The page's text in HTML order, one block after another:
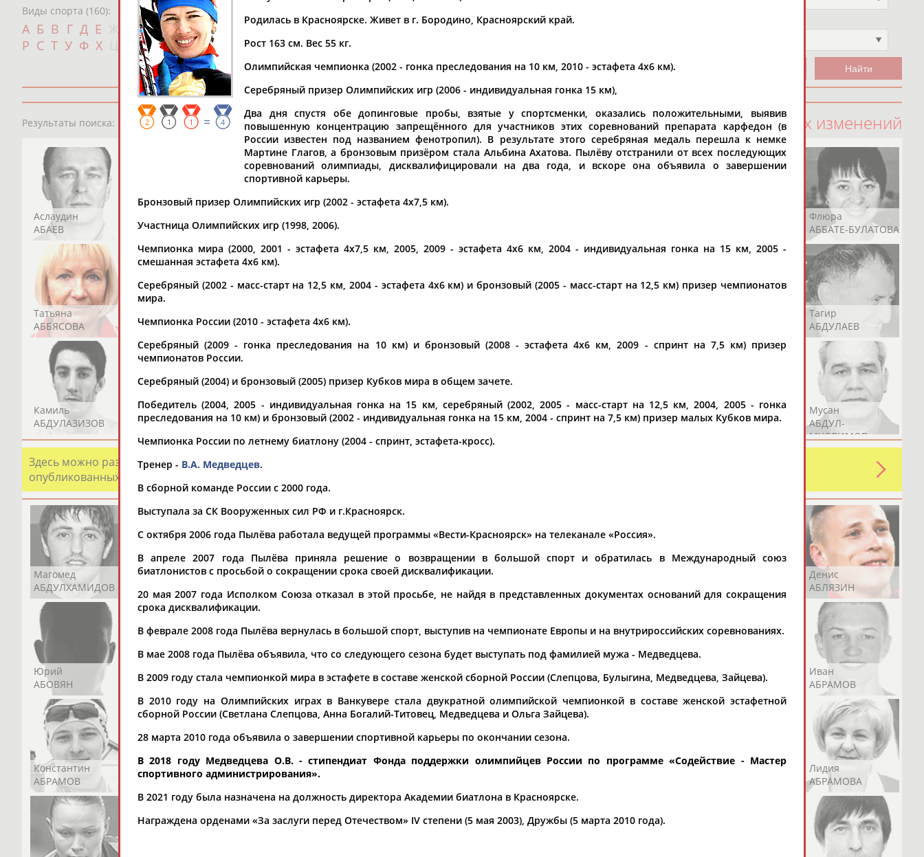
Виды спорта (160):
А Б В Г Д Е И К Л М Н
П
Р С Т У Ф Х Ш Щ Э Ю Я
Дата рождения
с
чч мм
Результаты поиска: 13181персон 100 последних изменений
Аслаудин
АБАЕВ
АБАИМОВА
АБАКУМОВА
АБАЛАКИНА
Флюра
АББАТЕ-БУЛАТОВА
Татьяна
АББЯСОВА
АБДИКАРИМОВА
АБДРАХМАНОВ
АБДРАХМАНОВ
Тагир
АБДУЛАЕВ
Камиль
АБДУЛАЗИЗОВ
Загалав
АБДУЛБЕКОВ
Камалудин
АБДУЛДАУДОВ
Абдула
АБДУЛЖАЛИЛОВ
Магомед
АБДУЛКАГИРОВ
Назир
АБДУЛЛАЕВ
Аслан
АБДУЛЛИН
Эмиль
АБДУЛЛИН
Мусан
АБДУЛ-
МУСЛИМОВ
Здесь можно разместить информацию о хорошо известном спортсмене, тренере, специалисте или исправить какую-либо ошибку в уже
опубликованных записях. Страна должна знать своих героев! Герои спорта - это одни из главных патриотов своей страны!
Магомед
АБДУЛХАМИДОВ
Шамиль
Адлан
Рустам
Магомед
Денис
АБЛЯЗИН
Юрий
АБОВЯН
АБОЗОВИК
АБОИМОВ
Элизабет
АБРААМЯН
Захария
АБРАМАШВИЛИ
АБРАМОВ
АБРАМОВ
Валерий
АБРАМОВ
Иван
АБРАМОВ
Константин
АБРАМОВ
Константин
АБРАМОВ
Николай
АБРАМОВ
Павел
Дарья
Екатерина
Екатерина
Ирина
Лидия
АБРАМОВА
2 1 1 = 4
Родилась в Красноярске. Живет в г. Бородино, Красноярский край.
Рост 163 см. Вес 55 кг.
Олимпийская чемпионка (2002 - гонка преследования на 10 км, 2010 - эстафета 4х6 км).
Серебряный призер Олимпийских игр (2006 - индивидуальная гонка 15 км),
Два дня спустя обе допинговые пробы, взятые у спортсменки, оказались положительными, выявив
повышенную концентрацию запрещённого для участников этих соревнований препарата карфедон (в
России известен под названием фенотропил). В результате этого серебряная медаль перешла к немке
Мартине Глагов, а бронзовым призёром стала Альбина Ахатова. Пылёву отстранили от всех последующих
соревнований олимпиады, дисквалифицировали на два года, и вскоре она объявила о завершении
спортивной карьеры.
Бронзовый призер Олимпийских игр (2002 - эстафета 4х7,5 км).
Участница Олимпийских игр (1998, 2006).
Чемпионка мира (2000, 2001 - эстафета 4х7,5 км, 2005, 2009 - эстафета 4х6 км, 2004 - индивидуальная гонка на 15 км, 2005 -
смешанная эстафета 4х6 км).
Серебряный (2002 - масс-старт на 12,5 км, 2004 - эстафета 4х6 км) и бронзовый (2005 - масс-старт на 12,5 км) призер чемпионатов
мира.
Чемпионка России (2010 - эстафета 4х6 км).
Серебряный (2009 - гонка преследования на 10 км) и бронзовый (2008 - эстафета 4х6 км, 2009 - спринт на 7,5 км) призер
чемпионатов России.
Серебряный (2004) и бронзовый (2005) призер Кубков мира в общем зачете.
Победитель (2004, 2005 - индивидуальная гонка на 15 км, серебряный (2002, 2005 - масс-старт на 12,5 км, 2004, 2005 - гонка
преследования на 10 км) и бронзовый (2002 - индивидуальная гонка на 15 км, 2004 - спринт на 7,5 км) призер малых Кубков мира.
Чемпионка России по летнему биатлону (2004 - спринт, эстафета-кросс).
Тренер - В.А. Медведцев.
В сборной команде России с 2000 года.
Выступала за СК Вооруженных сил РФ и г.Красноярск.
С октября 2006 года Пылёва работала ведущей программы «Вести-Красноярск» на телеканале «Россия».
В апреле 2007 года Пылёва приняла решение о возвращении в большой спорт и обратилась в Международный союз
биатлонистов с просьбой о сокращении срока своей дисквалификации.
20 мая 2007 года Исполком Союза отказал в этой просьбе, не найдя в представленных документах оснований для сокращения
срока дисквалификации.
В феврале 2008 года Пылёва вернулась в большой спорт, выступив на чемпионате Европы и на внутрироссийских соревнованиях.
В мае 2008 года Пылёва объявила, что со следующего сезона будет выступать под фамилией мужа - Медведцева.
В 2009 году стала чемпионкой мира в эстафете в составе женской сборной России (Слепцова, Булыгина, Медведцева, Зайцева).
В 2010 году на Олимпийских играх в Ванкувере стала двукратной олимпийской чемпионкой в составе женской эстафетной
сборной России (Светлана Слепцова, Анна Богалий-Титовец, Медведцева и Ольга Зайцева).
28 марта 2010 года объявила о завершении спортивной карьеры по окончании сезона.
В 2018 году Медведцева О.В. - стипендиат Фонда поддержки олимпийцев России по программе «Содействие - Мастер
спортивного администрирования».
В 2021 году была назначена на должность директора Академии биатлона в Красноярске.
Награждена орденами «За заслуги перед Отечеством» IV степени (5 мая 2003), Дружбы (5 марта 2010 года).